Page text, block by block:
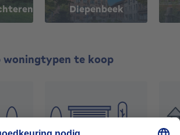
Diepenbeek
woningtypen te koop